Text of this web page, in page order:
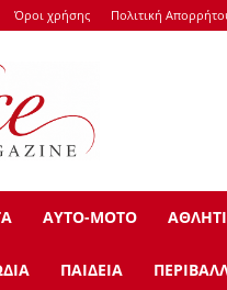
Όροι χρήσης Πολιτική
ΑΥΤΟ-ΜΟΤΟ
ΠΑΙΔΕΙΑ